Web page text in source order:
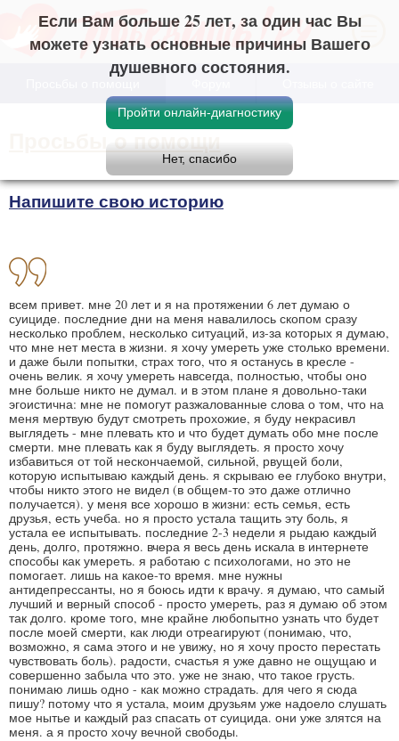
Если Вам больше 25 лет, за один час Вы
можете узнать основные причины Вашего
душевного состояния.
Просьбы о помощи
Напишите свою историю
всем привет. мне 20 лет и я на протяжении 6 лет думаю о
суициде. последние дни на меня навалилось скопом сразу
несколько проблем, несколько ситуаций, из-за которых я думаю,
что мне нет места в жизни. я хочу умереть уже столько времени.
и даже были попытки, страх того, что я останусь в кресле -
очень велик. я хочу умереть навсегда, полностью, чтобы оно
мне больше никто не думал. и в этом плане я довольно-таки
эгоистична: мне не помогут разжалованные слова о том, что на
меня мертвую будут смотреть прохожие, я буду некрасивл
выглядеть - мне плевать кто и что будет думать обо мне после
смерти. мне плевать как я буду выглядеть. я просто хочу
избавиться от той нескончаемой, сильной, рвущей боли,
которую испытываю каждый день. я скрываю ее глубоко внутри,
чтобы никто этого не видел (в общем-то это даже отлично
получается). у меня все хорошо в жизни: есть семья, есть
друзья, есть учеба. но я просто устала тащить эту боль, я
устала ее испытывать. последние 2-3 недели я рыдаю каждый
день, долго, протяжно. вчера я весь день искала в интернете
способы как умереть. я работаю с психологами, но это не
помогает. лишь на какое-то время. мне нужны
антидепрессанты, но я боюсь идти к врачу. я думаю, что самый
лучший и верный способ - просто умереть, раз я думаю об этом
так долго. кроме того, мне крайне любопытно узнать что будет
после моей смерти, как люди отреагируют (понимаю, что,
возможно, я сама этого и не увижу, но я хочу просто перестать
чувствовать боль). радости, счастья я уже давно не ощущаю и
совершенно забыла что это. уже не знаю, что такое грусть.
понимаю лишь одно - как можно страдать. для чего я сюда
пишу? потому что я устала, моим друзьям уже надоело слушать
мое нытье и каждый раз спасать от суицида. они уже злятся на
меня. а я просто хочу вечной свободы.